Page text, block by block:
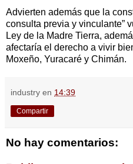
Advierten además que la
consulta previa y vinculante”
Ley de la Madre Tierra,
afectaría el derecho a vivir
Moxeño, Yuracaré y Chimán.
industry en 14:39
Compartir
No hay comentarios: